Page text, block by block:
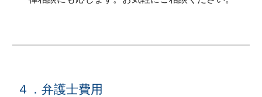
４．弁護士費用